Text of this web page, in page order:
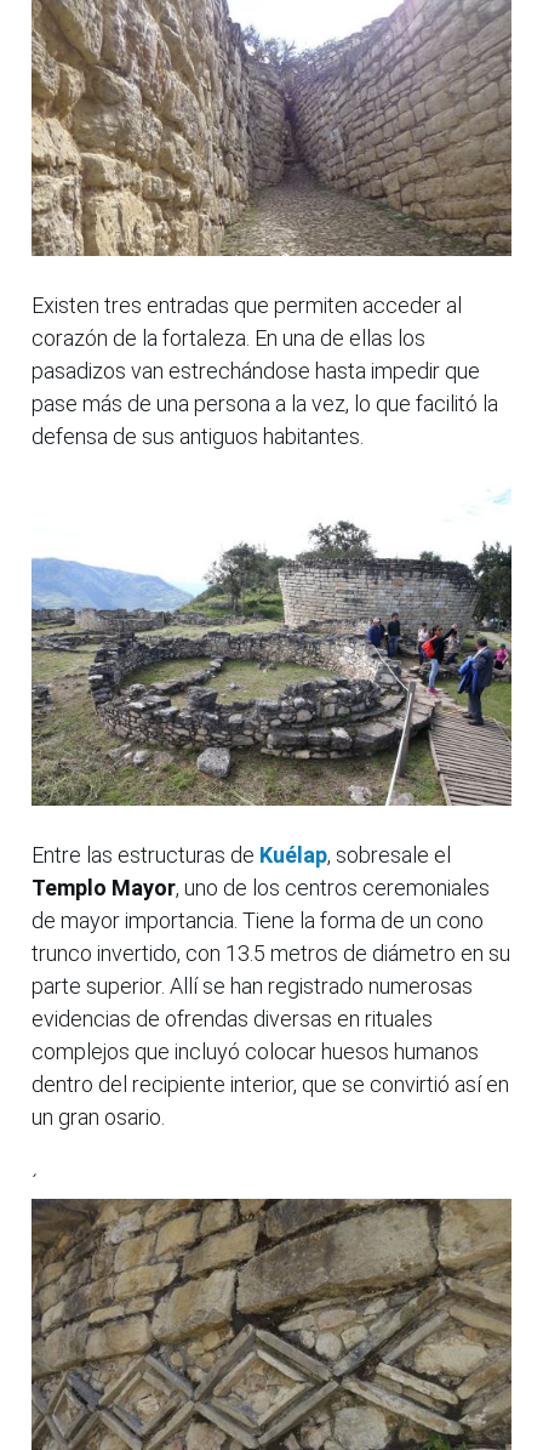
Existen tres entradas que permiten acceder al
corazón de la fortaleza. En una de ellas los
pasadizos van estrechándose hasta impedir que
pase más de una persona a la vez, lo que facilitó la
defensa de sus antiguos habitantes.
Entre las estructuras de Kuélap, sobresale el
Templo Mayor, uno de los centros ceremoniales
de mayor importancia. Tiene la forma de un cono
trunco invertido, con 13.5 metros de diámetro en su
parte superior. Allí se han registrado numerosas
evidencias de ofrendas diversas en rituales
complejos que incluyó colocar huesos humanos
dentro del recipiente interior, que se convirtió así en
un gran osario.
´